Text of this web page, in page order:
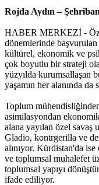
Rojda Aydın –
HABER MERKEZİ -
dönemlerinde
kültürel, ekonomik ve
çok boyutlu bir strateji
yüzyılda kurumsallaşan
yaşamın her alanında da
Toplum
asimilasyondan
alana yayılan özel
Gladio, kontrgerilla ve
alınıyor. Kürdistan'da
ve toplumsal muhalefet
toplumsal yapıyı
ifade ediliyor.